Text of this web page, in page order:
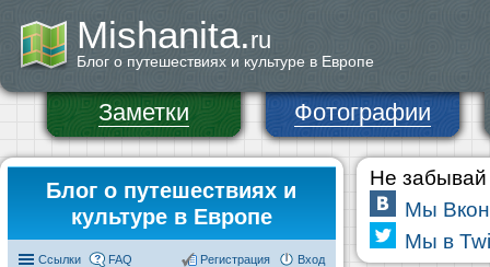
Mishanita.ru
Блог о путешествиях и культуре в Европе
Заметки Фотографии
Блог о путешествиях и
культуре в Европе
Ссылки FAQ Вход
Регистрация
Не забывай
Мы
Мы в